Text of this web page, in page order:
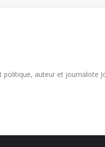
politique, auteur et journaliste